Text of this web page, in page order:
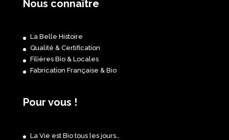
Nous connaître
La Belle Histoire
Qualité & Certification
Filières Bio & Locales
Fabrication Française & Bio
Pour vous !
La Vie est Bio tous les jours…